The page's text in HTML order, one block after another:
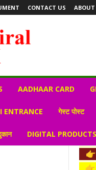
CONTACT US ABOUT
AADHAAR CARD
ENTRANCE गेस्ट पोस्ट
DIGITAL